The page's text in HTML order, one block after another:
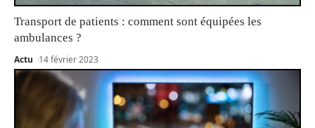
Transport de patients : comment sont équipées les
ambulances ?
Actu 14 février 2023